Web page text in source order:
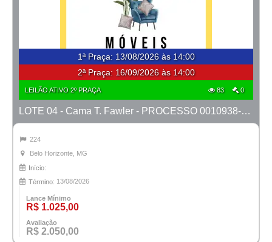
1ª Praça: 13/08/2026 às 14:00
2ª Praça: 16/09/2026 às 14:00
LEILÃO ATIVO 2º PRAÇA 83 0
LOTE 04 - Cama T. Fawler - PROCESSO 0010938-25.2022-18ª BH
224
Belo Horizonte, MG
Início:
Término: 13/08/2026
Lance Mínimo
R$ 1.025,00
Avaliação
R$ 2.050,00